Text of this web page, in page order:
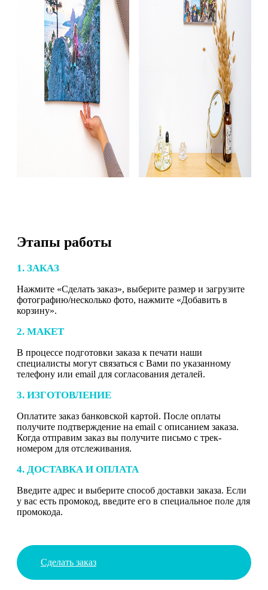
Этапы работы
1. ЗАКАЗ
Нажмите «Сделать заказ», выберите размер и загрузите
фотографию/несколько фото, нажмите «Добавить в
корзину».
2. МАКЕТ
В процессе подготовки заказа к печати наши
специалисты могут связаться с Вами по указанному
телефону или email для согласования деталей.
3. ИЗГОТОВЛЕНИЕ
Оплатите заказ банковской картой. После оплаты
получите подтверждение на email с описанием заказа.
Когда отправим заказ вы получите письмо с трек-
номером для отслеживания.
4. ДОСТАВКА И ОПЛАТА
Введите адрес и выберите способ доставки заказа. Если
у вас есть промокод, введите его в специальное поле для
промокода.
Сделать заказ